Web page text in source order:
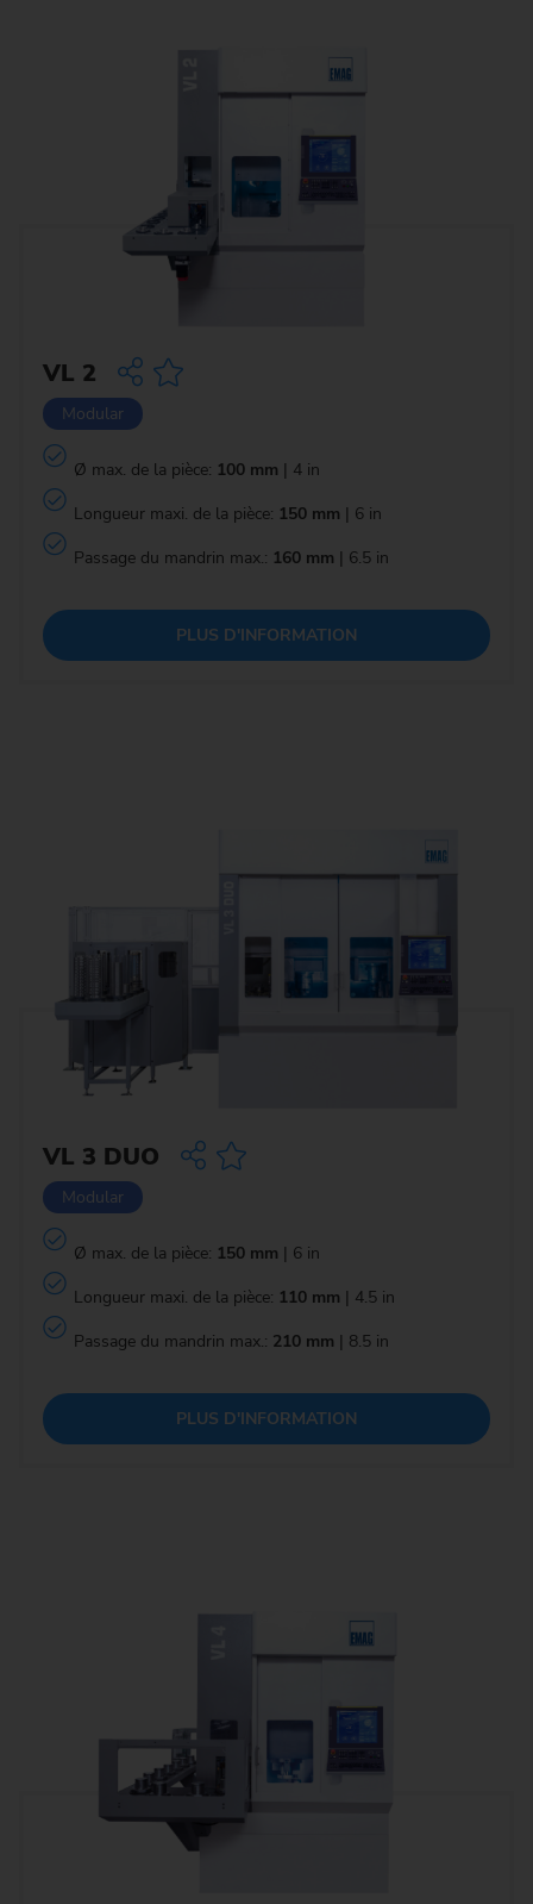
VL 2
Modular
Ø max. de la pièce: 100 mm | 4 in
Longueur maxi. de la pièce: 150 mm | 6 in
Passage du mandrin max.: 160 mm | 6.5 in
PLUS D'INFORMATION
VL 3 DUO
Modular
Ø max. de la pièce: 150 mm | 6 in
Longueur maxi. de la pièce: 110 mm | 4.5 in
Passage du mandrin max.: 210 mm | 8.5 in
PLUS D'INFORMATION